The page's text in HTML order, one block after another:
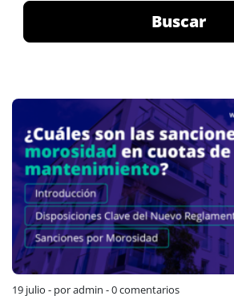
Buscar
19 julio - por admin -0 comentarios